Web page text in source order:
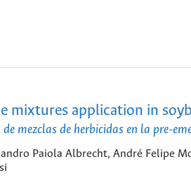
mixtures application in
mezclas de herbicidas en la pre-
Paiola Albrecht, André Felipe